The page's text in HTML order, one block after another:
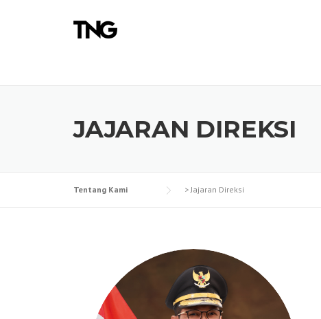
JAJARAN DIREKSI
Tentang Kami > Jajaran Direksi